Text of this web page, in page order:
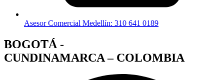
Asesor Comercial Medellín: 310 641 0189
BOGOTÁ -
CUNDINAMARCA – COLOMBIA